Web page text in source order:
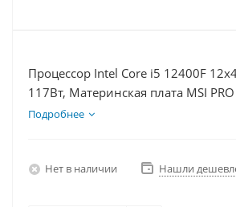
Процессор Intel Core i5 12400F
117Вт, Материнская плата MSI
Видеокарта RTX 4060 8Гб, Память
Подробнее
Нет в наличии Нашли